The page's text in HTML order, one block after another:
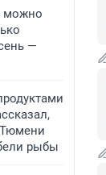
можно
—
Тюмени
рыбы